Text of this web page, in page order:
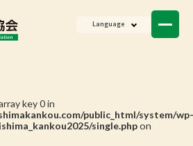
Language
key 0 in
public_html/system/wp-
single.phpon